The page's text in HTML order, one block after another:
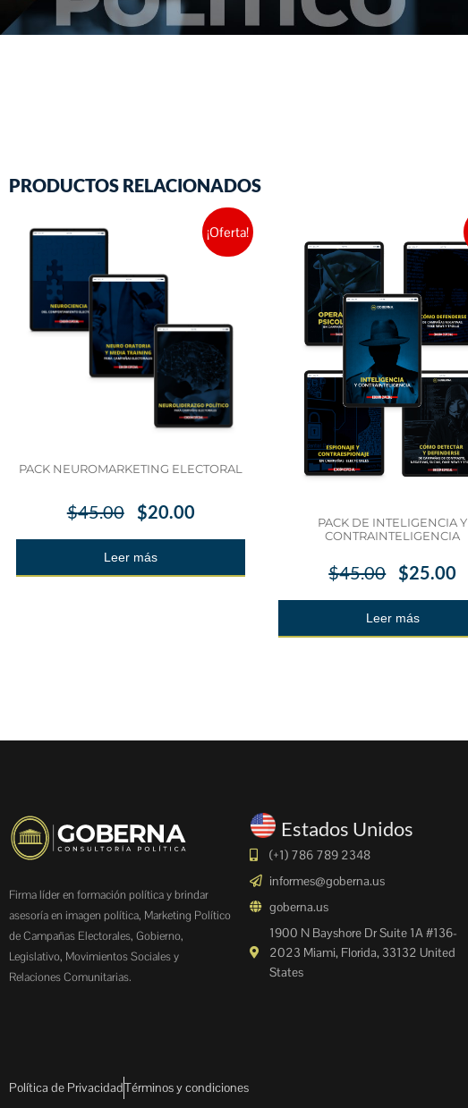
PRODUCTOS RELACIONADOS
¡Oferta!
PACK NEUROMARKETING ELECTORAL
$45.00 $20.00
Leer más
PACK DE INTELIGENCIA Y
CONTRAINTELIGENCIA
$45.00 $25.00
Leer más
Firma líder en formación política y brindar
asesoría en imagen política, Marketing Político
de Campañas Electorales, Gobierno,
Legislativo, Movimientos Sociales y
Relaciones Comunitarias.
Estados Unidos
(+1) 786 789 2348
informes@goberna.us
goberna.us
1900 N Bayshore Dr Suite 1A #136-
2023 Miami, Florida, 33132 United
States
Política de PrivacidadTérminos y condiciones